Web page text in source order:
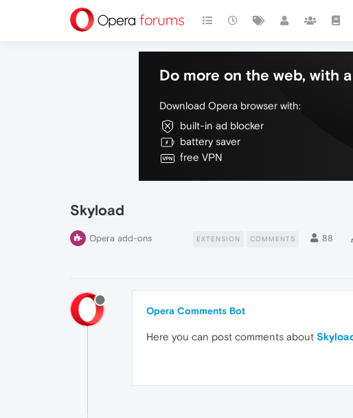
Do more on the web, with
Download Opera browser with:
built-in ad blocker
battery saver
free VPN
Skyload
Opera add-ons EXTENSION COMMENTS 88
Opera Comments Bot
Here you can post comments about